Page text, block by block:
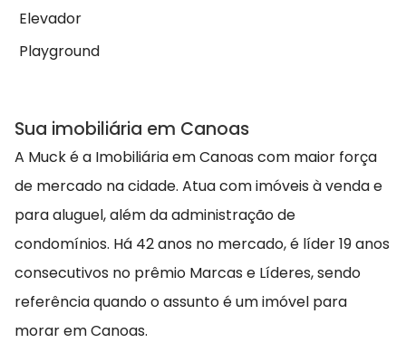
Elevador
Playground
Sua imobiliária em Canoas
A Muck é a Imobiliária em Canoas com maior força
de mercado na cidade. Atua com imóveis à venda e
para aluguel, além da administração de
condomínios. Há 42 anos no mercado, é líder 19 anos
consecutivos no prêmio Marcas e Líderes, sendo
referência quando o assunto é um imóvel para
morar em Canoas.